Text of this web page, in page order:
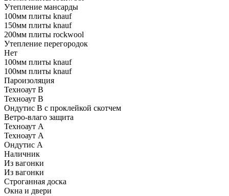
Утепление мансарды
100мм плиты knauf
150мм плиты knauf
200мм плиты rockwool
Утепление перегородок
Нет
100мм плиты knauf
100мм плиты knauf
Пароизоляция
Техноаут В
Техноаут В
Ондутис В с проклейкой скотчем
Ветро-влаго защита
Техноаут А
Техноаут А
Ондутис А
Наличник
Из вагонки
Из вагонки
Строганная доска
Окна и двери